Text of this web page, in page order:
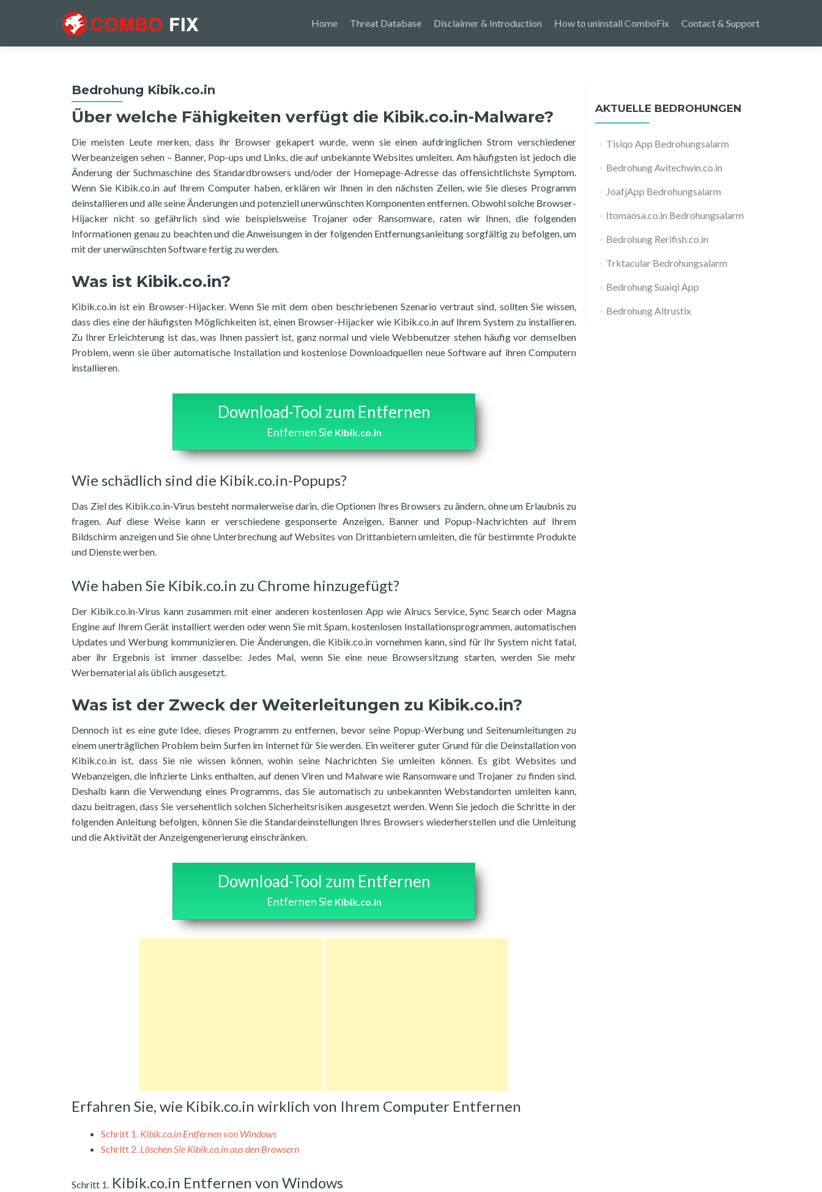
Home Threat Database Disclaimer & Introduction How to uninstall ComboFix Contact & Support
Bedrohung Kibik.co.in
Über welche Fähigkeiten verfügt die Kibik.co.in-Malware?
Die meisten Leute merken, dass ihr Browser gekapert wurde, wenn sie einen aufdringlichen Strom verschiedener
Werbeanzeigen sehen – Banner, Pop-ups und Links, die auf unbekannte Websites umleiten. Am häufigsten ist jedoch die
Änderung der Suchmaschine des Standardbrowsers und/oder der Homepage-Adresse das offensichtlichste Symptom.
Wenn Sie Kibik.co.in auf Ihrem Computer haben, erklären wir Ihnen in den nächsten Zeilen, wie Sie dieses Programm
deinstallieren und alle seine Änderungen und potenziell unerwünschten Komponenten entfernen. Obwohl solche Browser-
Hijacker nicht so gefährlich sind wie beispielsweise Trojaner oder Ransomware, raten wir Ihnen, die folgenden
Informationen genau zu beachten und die Anweisungen in der folgenden Entfernungsanleitung sorgfältig zu befolgen, um
mit der unerwünschten Software fertig zu werden.
Was ist Kibik.co.in?
Kibik.co.in ist ein Browser-Hijacker. Wenn Sie mit dem oben beschriebenen Szenario vertraut sind, sollten Sie wissen,
dass dies eine der häufigsten Möglichkeiten ist, einen Browser-Hijacker wie Kibik.co.in auf Ihrem System zu installieren.
Zu Ihrer Erleichterung ist das, was Ihnen passiert ist, ganz normal und viele Webbenutzer stehen häufig vor demselben
Problem, wenn sie über automatische Installation und kostenlose Downloadquellen neue Software auf ihren Computern
installieren.
Download-Tool zum Entfernen
Entfernen Sie Kibik.co.in
Wie schädlich sind die Kibik.co.in-Popups?
Das Ziel des Kibik.co.in-Virus besteht normalerweise darin, die Optionen Ihres Browsers zu ändern, ohne um Erlaubnis zu
fragen. Auf diese Weise kann er verschiedene gesponserte Anzeigen, Banner und Popup-Nachrichten auf Ihrem
Bildschirm anzeigen und Sie ohne Unterbrechung auf Websites von Drittanbietern umleiten, die für bestimmte Produkte
und Dienste werben.
Wie haben Sie Kibik.co.in zu Chrome hinzugefügt?
Der Kibik.co.in-Virus kann zusammen mit einer anderen kostenlosen App wie Alrucs Service, Sync Search oder Magna
Engine auf Ihrem Gerät installiert werden oder wenn Sie mit Spam, kostenlosen Installationsprogrammen, automatischen
Updates und Werbung kommunizieren. Die Änderungen, die Kibik.co.in vornehmen kann, sind für Ihr System nicht fatal,
aber ihr Ergebnis ist immer dasselbe: Jedes Mal, wenn Sie eine neue Browsersitzung starten, werden Sie mehr
Werbematerial als üblich ausgesetzt.
Was ist der Zweck der Weiterleitungen zu Kibik.co.in?
Dennoch ist es eine gute Idee, dieses Programm zu entfernen, bevor seine Popup-Werbung und Seitenumleitungen zu
einem unerträglichen Problem beim Surfen im Internet für Sie werden. Ein weiterer guter Grund für die Deinstallation von
Kibik.co.in ist, dass Sie nie wissen können, wohin seine Nachrichten Sie umleiten können. Es gibt Websites und
Webanzeigen, die infizierte Links enthalten, auf denen Viren und Malware wie Ransomware und Trojaner zu finden sind.
Deshalb kann die Verwendung eines Programms, das Sie automatisch zu unbekannten Webstandorten umleiten kann,
dazu beitragen, dass Sie versehentlich solchen Sicherheitsrisiken ausgesetzt werden. Wenn Sie jedoch die Schritte in der
folgenden Anleitung befolgen, können Sie die Standardeinstellungen Ihres Browsers wiederherstellen und die Umleitung
und die Aktivität der Anzeigengenerierung einschränken.
Download-Tool zum Entfernen
Entfernen Sie Kibik.co.in
Erfahren Sie, wie Kibik.co.in wirklich von Ihrem Computer Entfernen
Schritt 1. Kibik.co.in Entfernen von Windows
Schritt 2. Löschen Sie Kibik.co.in aus den Browsern
Schritt 1. Kibik.co.in Entfernen von Windows
AKTUELLE BEDROHUNGEN
Tisiqo App Bedrohungsalarm
Bedrohung Avitechwin.co.in
JoafjApp Bedrohungsalarm
Itomaosa.co.in Bedrohungsalarm
Bedrohung Rerifish.co.in
Trktacular Bedrohungsalarm
Bedrohung Suaiqi App
Bedrohung Altrustix